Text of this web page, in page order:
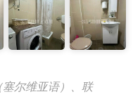
尔维亚语）、联